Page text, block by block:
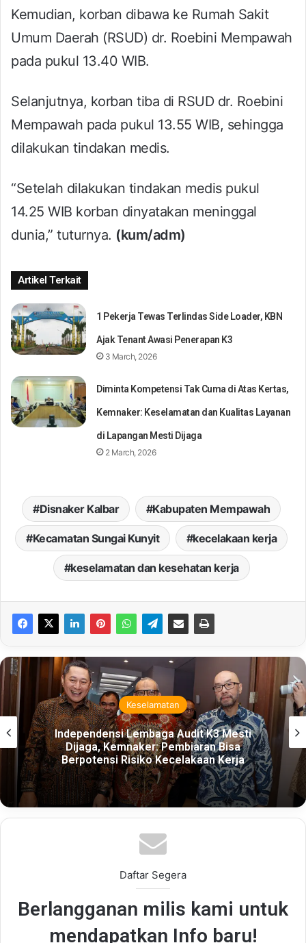
Kemudian, korban dibawa ke Rumah Sakit
Umum Daerah (RSUD) dr. Roebini Mempawah
pada pukul 13.40 WIB.
Selanjutnya, korban tiba di RSUD dr. Roebini
Mempawah pada pukul 13.55 WIB, sehingga
dilakukan tindakan medis.
“Setelah dilakukan tindakan medis pukul
14.25 WIB korban dinyatakan meninggal
dunia,” tuturnya. (kum/adm)
Artikel Terkait
1 Pekerja Tewas Terlindas Side Loader, KBN
Ajak Tenant Awasi Penerapan K3
3 March, 2026
Diminta Kompetensi Tak Cuma di Atas Kertas,
Kemnaker: Keselamatan dan Kualitas Layanan
di Lapangan Mesti Dijaga
2 March, 2026
Disnaker Kalbar Kabupaten Mempawah
Kecamatan Sungai Kunyit kecelakaan kerja
keselamatan dan kesehatan kerja
Keselamatan
Independensi Lembaga Audit K3 Mesti
Dijaga, Kemnaker: Pembiaran Bisa
Berpotensi Risiko Kecelakaan Kerja
Daftar Segera
Berlangganan milis kami untuk
mendapatkan Info baru!